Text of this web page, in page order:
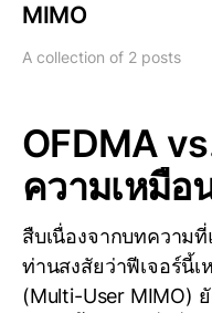
MIMO
A collection of 2 posts
OFDMA
ความเหมือ
สืบเนื่องจากบทความ
ท่านสงสัยว่าฟีเจอร์นี้
(Multi-User MIMO)